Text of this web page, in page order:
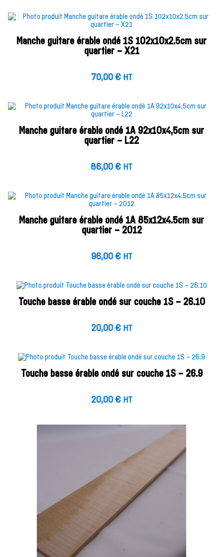
Manche guitare érable ondé 1S 102x10x2.5cm sur
quartier – X21
70,00 € HT
Manche guitare érable ondé 1A 92x10x4,5cm sur
quartier – L22
86,00 € HT
Manche guitare érable ondé 1A 85x12x4.5cm sur
quartier – 2012
96,00 € HT
Touche basse érable ondé sur couche 1S – 26.10
20,00 € HT
Touche basse érable ondé sur couche 1S – 26.9
20,00 € HT